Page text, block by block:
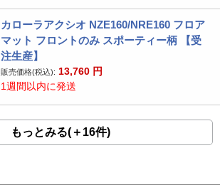
カローラアクシオ NZE160/NRE160 フロア
マット フロントのみ スポーティー柄 【受
注生産】
販売価格(税込): 13,760 円
1週間以内に発送
もっとみる(＋16件)